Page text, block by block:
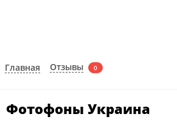
Главная Отзывы 0
Фотофоны Украина